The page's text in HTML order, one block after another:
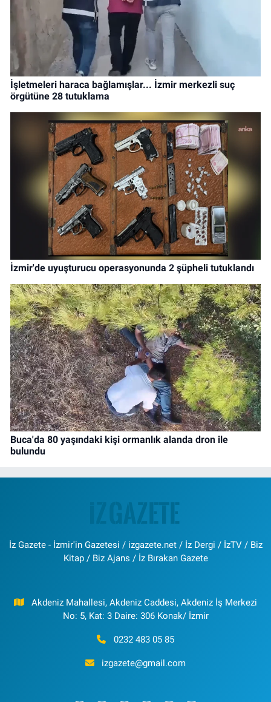
İşletmeleri haraca bağlamışlar... İzmir merkezli suç
örgütüne 28 tutuklama
İzmir'de uyuşturucu operasyonunda 2 şüpheli tutuklandı
Buca'da 80 yaşındaki kişi ormanlık alanda dron ile
bulundu
İz Gazete - İzmir'in Gazetesi / izgazete.net / İz Dergi / İzTV / Biz
Kitap / Biz Ajans / İz Bırakan Gazete
Akdeniz Mahallesi, Akdeniz Caddesi, Akdeniz İş Merkezi
No: 5, Kat: 3 Daire: 306 Konak/ İzmir
0232 483 05 85
izgazete@gmail.com